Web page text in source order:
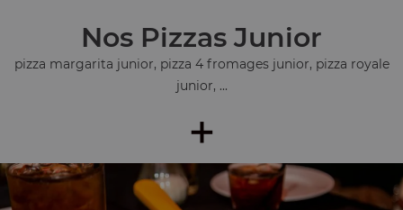
Nos Pizzas Junior
pizza margarita junior, pizza 4 fromages junior, pizza royale
junior, ...
+